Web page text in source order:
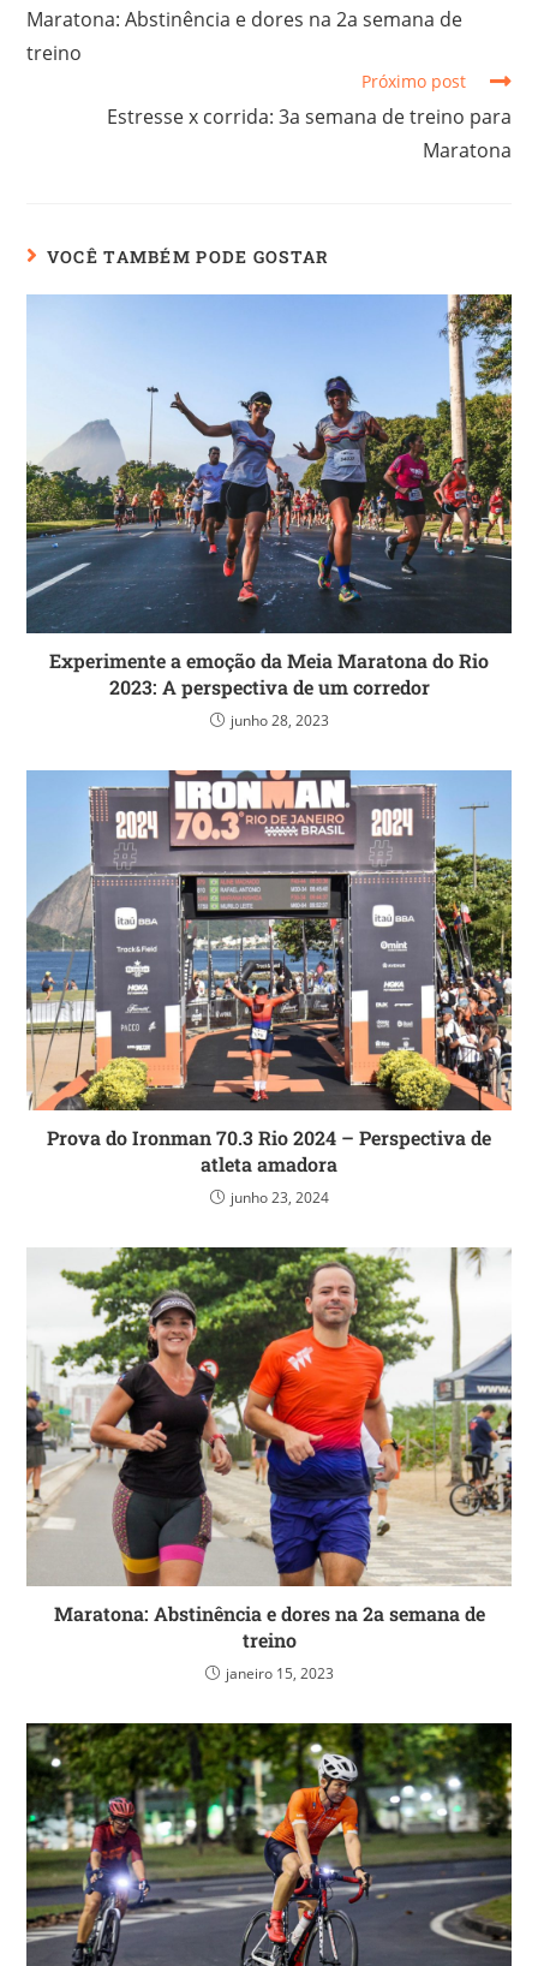
Maratona: Abstinência e dores na 2a semana de
treino
Próximo post
Estresse x corrida: 3a semana de treino para
Maratona
VOCÊ TAMBÉM PODE GOSTAR
Experimente a emoção da Meia Maratona do Rio
2023: A perspectiva de um corredor
junho 28, 2023
Prova do Ironman 70.3 Rio 2024 – Perspectiva de
atleta amadora
junho 23, 2024
Maratona: Abstinência e dores na 2a semana de
treino
janeiro 15, 2023